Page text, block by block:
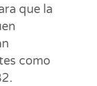
que la
como